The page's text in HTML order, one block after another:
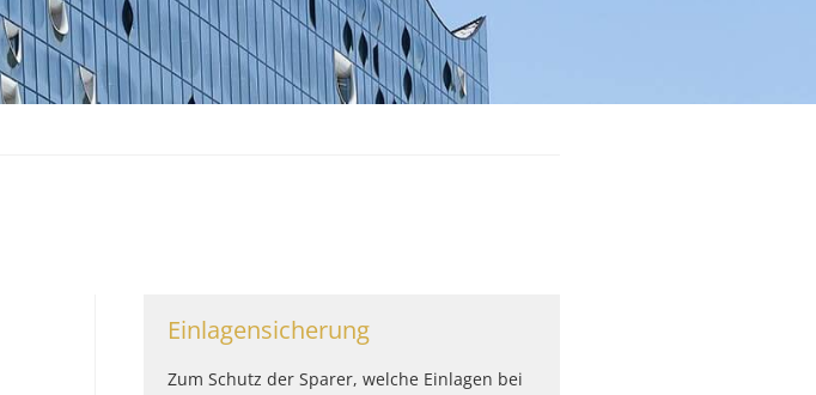
Einlagensicherung
Zum Schutz der Sparer, welche Einlagen bei